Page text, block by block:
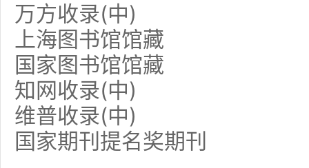
万方收录(中)
上海图书馆馆藏
国家图书馆馆藏
知网收录(中)
维普收录(中)
国家期刊提名奖期刊